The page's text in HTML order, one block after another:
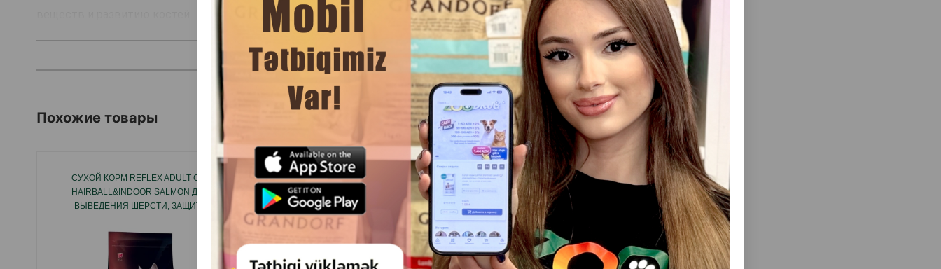
Особености:
Страна производитель: Турция.
ЧИТАТЬ ДАЛЬШЕ
Похожие товары Смотреть Все
СУХОЙ КОРМ REFLEX ADULT CAT
HAIRBALL&INDOOR SALMON ДЛЯ
ВЫВЕДЕНИЯ ШЕРСТИ, ЗАЩИТА
МОЧЕПОЛОВОЙ СИСТЕМЫ У ВЗРОСЛЫХ
КОШЕК СО ВКУСОМ ЛОСОСЯ.
СУХОЙ КОРМ PURINA PROPLAN ADULT
CAT STERILISED RABBIT ДЛЯ ВЗРОСЛЫХ
КАСТРИРОВАННЫХ КОТОВ И
СТЕРИЛИЗОВАННЫХ КОШЕК СО ВКУСОМ
СУХОЙ КОРМ JOSERA SENSICAT -
ПОЛНОРАЦИОННЫЙ
СБАЛАНСИРОВАННЫЙ РАЦИОН ДЛЯ
ВЗРОСЛЫХ КОШЕК С ЧУВСТВИТЕЛЬНЫМ
ПИЩЕВАРЕНИЕМ 10 КГ.
HYPOALLERGENIC ПОЛНОРАЦИОННОЕ
УТКИ,КУРИЦЫ,ИНДЕЙКИ,ПЕРЕПЕЛКИ И